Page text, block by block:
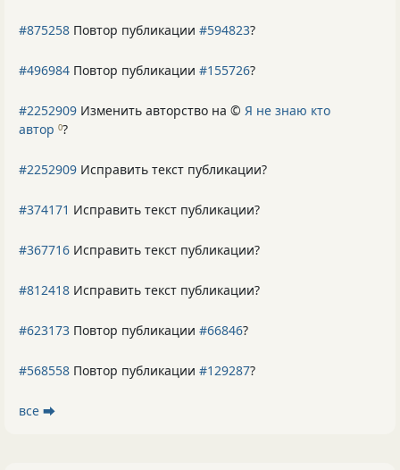
#875258 Повтор публикации #594823?
#496984 Повтор публикации #155726?
#2252909 Изменить авторство на © Я не знаю кто
автор 0?
#2252909 Исправить текст публикации?
#374171 Исправить текст публикации?
#367716 Исправить текст публикации?
#812418 Исправить текст публикации?
#623173 Повтор публикации #66846?
#568558 Повтор публикации #129287?
все ⮕